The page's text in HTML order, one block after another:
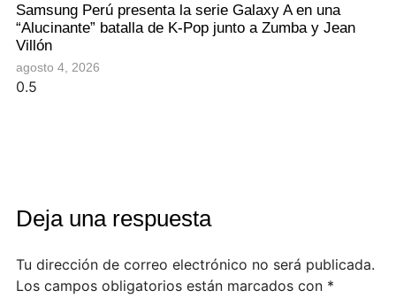
Samsung Perú presenta la serie Galaxy A en una
“Alucinante” batalla de K-Pop junto a Zumba y Jean
Villón
agosto 4, 2026
Deja una respuesta
Tu dirección de correo electrónico no será publicada.
Los campos obligatorios están marcados con *